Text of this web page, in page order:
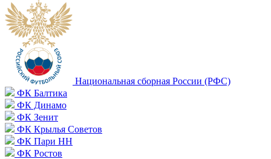
Национальная сборная России (РФС)
ФК Балтика
ФК Динамо
ФК Зенит
ФК Крылья Советов
ФК Пари НН
ФК Ростов